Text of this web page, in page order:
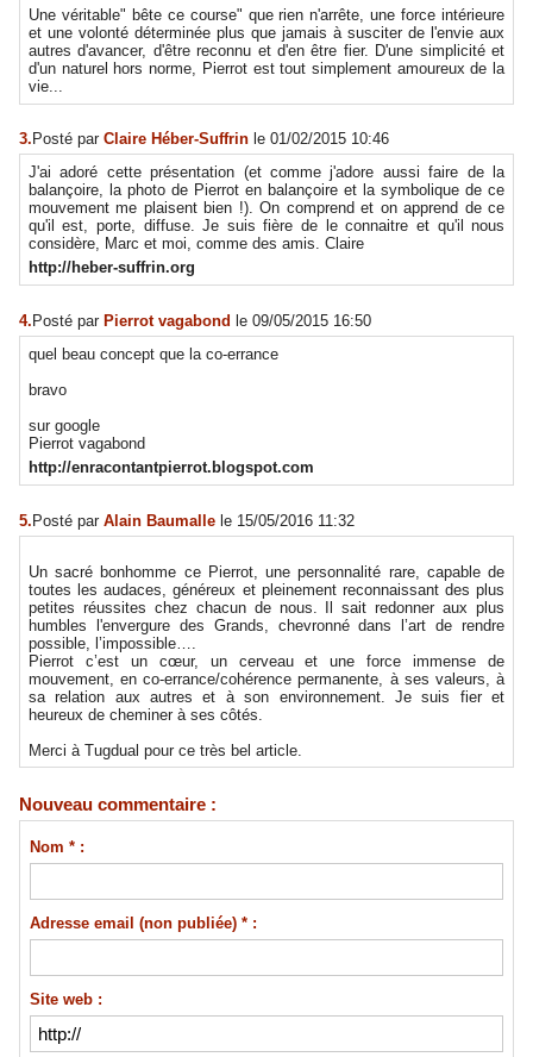
Une véritable" bête ce course" que rien n'arrête, une force intérieure
et une volonté déterminée plus que jamais à susciter de l'envie aux
autres d'avancer, d'être reconnu et d'en être fier. D'une simplicité et
d'un naturel hors norme, Pierrot est tout simplement amoureux de la
vie...
3. Posté par Claire Héber-Suffrin le 01/02/2015 10:46
J'ai adoré cette présentation (et comme j'adore aussi faire de la
balançoire, la photo de Pierrot en balançoire et la symbolique de ce
mouvement me plaisent bien !). On comprend et on apprend de ce
qu'il est, porte, diffuse. Je suis fière de le connaitre et qu'il nous
considère, Marc et moi, comme des amis. Claire
http://heber-suffrin.org
4. Posté par Pierrot vagabond le 09/05/2015 16:50
quel beau concept que la co-errance
bravo
sur google
Pierrot vagabond
http://enracontantpierrot.blogspot.com
5.Posté par Alain Baumalle le 15/05/2016 11:32
Un sacré bonhomme ce Pierrot, une personnalité rare, capable de
toutes les audaces, généreux et pleinement reconnaissant des plus
petites réussites chez chacun de nous. Il sait redonner aux plus
humbles l'envergure des Grands, chevronné dans l’art de rendre
possible, l’impossible….
Pierrot c’est un cœur, un cerveau et une force immense de
mouvement, en co-errance/cohérence permanente, à ses valeurs, à
sa relation aux autres et à son environnement. Je suis fier et
heureux de cheminer à ses côtés.
Merci à Tugdual pour ce très bel article.
Nouveau commentaire :
Nom * :
Adresse email (non publiée) * :
Site web :